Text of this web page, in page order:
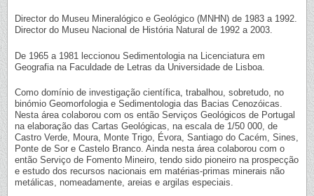
Director do Museu Mineralógico e Geológico (MNHN) de 1983 a 1992.
Director do Museu Nacional de História Natural de 1992 a 2003.
De 1965 a 1981 leccionou Sedimentologia na Licenciatura em
Geografia na Faculdade de Letras da Universidade de Lisboa.
Como domínio de investigação científica, trabalhou, sobretudo, no
binómio Geomorfologia e Sedimentologia das Bacias Cenozóicas.
Nesta área colaborou com os então Serviços Geológicos de Portugal
na elaboração das Cartas Geológicas, na escala de 1/50 000, de
Castro Verde, Moura, Monte Trigo, Évora, Santiago do Cacém, Sines,
Ponte de Sor e Castelo Branco. Ainda nesta área colaborou com o
então Serviço de Fomento Mineiro, tendo sido pioneiro na prospecção
e estudo dos recursos nacionais em matérias-primas minerais não
metálicas, nomeadamente, areias e argilas especiais.